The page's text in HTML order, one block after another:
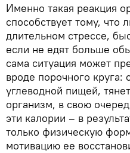
Именно такая реакция
способствует тому,
длительном стрессе,
если не едят больше
сама ситуация может
вроде порочного круга:
углеводной пищей,
организм, в свою
эти калории – в
только физическую
мотивацию ее